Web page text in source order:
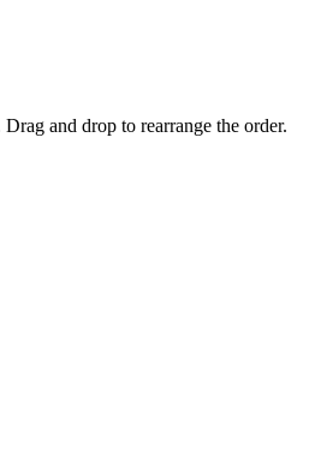
and drop to rearrange the order.